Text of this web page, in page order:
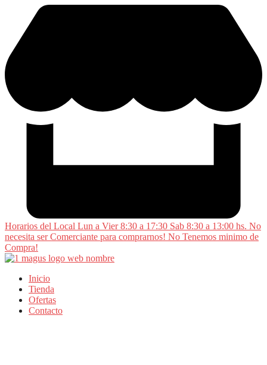
contenido
Horarios del Local Lun a Vier 8:30 a 17:30 Sab 8:30 a 13:00 hs. No
necesita ser Comerciante para comprarnos! No Tenemos minimo de
Compra!
Inicio
Tienda
Ofertas
Contacto